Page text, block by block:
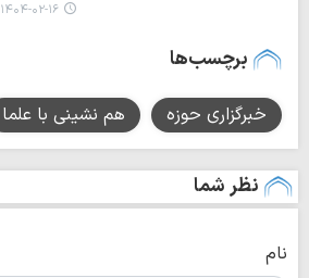
۱۴۰۴-۰۲-۱۶ ۱۶:۱۷
برچسب‌ها
خبرگزاری حوزه هم نشینی با علما
نظر شما
نام